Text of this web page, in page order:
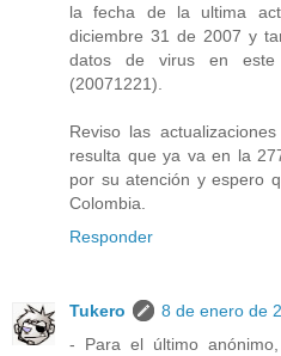
la fecha de la ultima
diciembre 31 de 2007 y
datos de virus en
(20071221).
Reviso las
resulta que ya va en la
por su atención y espero
Colombia.
Responder
Tukero
8 de enero de
- Para el último